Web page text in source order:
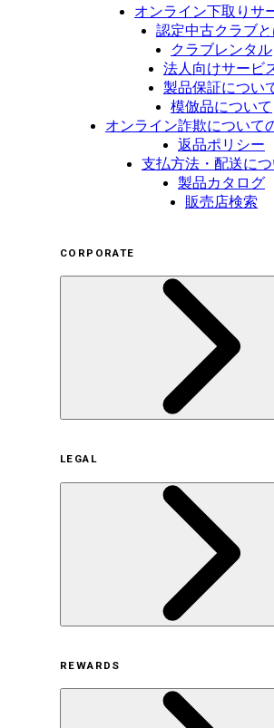
オンライン下取りサ
認定中古クラブと
クラブレンタル
法人向けサービ
製品保証につい
模倣品について
オンライン詐欺について
返品ポリシー
支払方法・配送につ
製品カタログ
販売店検索
CORPORATE
サステナビリティの取り
サステナビリティの取り組み
ヒストリー
採用情報
LEGAL
オンラインストア利
プライバシーポリ
特定商取引法に基づ
REWARDS